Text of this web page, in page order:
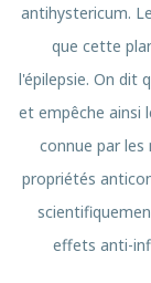
antihystericum.
que cette
l'épilepsie. On dit
et empêche ainsi
connue par
propriétés
effets anti-